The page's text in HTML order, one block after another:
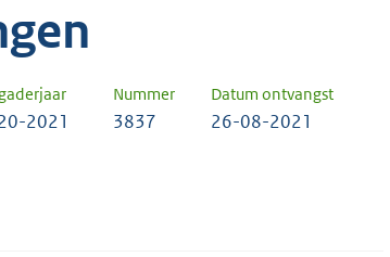
Nummer Datum ontvangst
2021 3837 26-08-2021